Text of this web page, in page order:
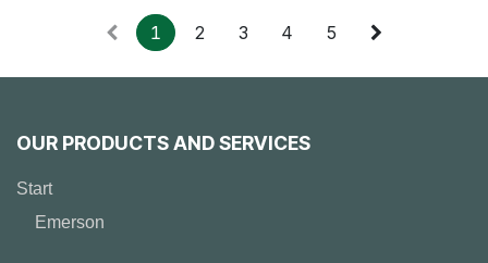
1 2 3 4 5
OUR PRODUCTS AND SERVICES
Start
Emerson